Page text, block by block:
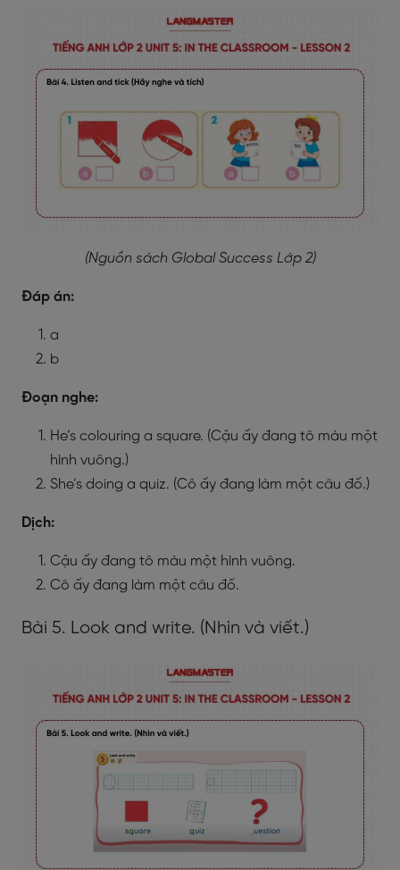
(Nguồn sách Global Success Lớp 2)
Đáp án:
a
b
Đoạn nghe:
He’s colouring a square. (Cậu ấy đang tô màu một
hình vuông.)
She’s doing a quiz. (Cô ấy đang làm một câu đố.)
Dịch:
Cậu ấy đang tô màu một hình vuông.
Cô ấy đang làm một câu đố.
Bài 5. Look and write. (Nhìn và viết.)